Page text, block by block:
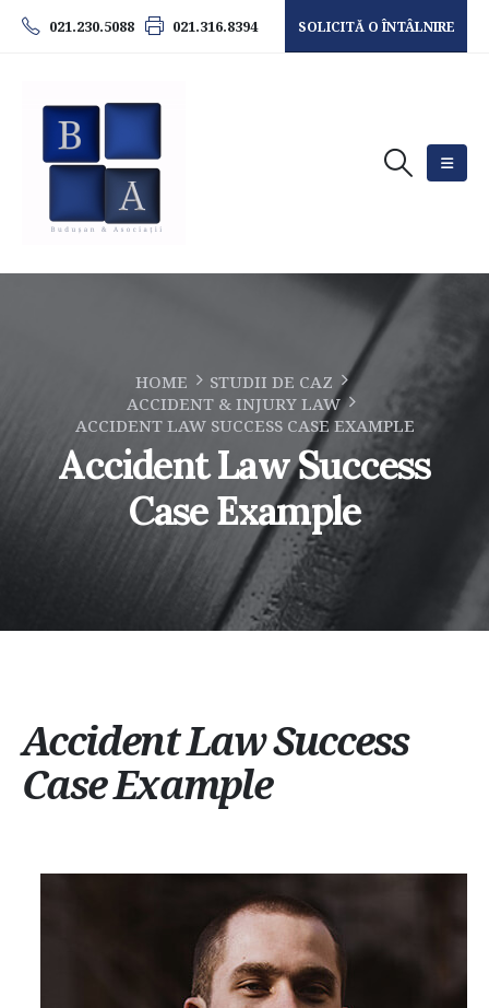
021.230.5088 021.316.8394 SOLICITĂ O ÎNTÂLNIRE
HOME
STUDII DE CAZ
ACCIDENT & INJURY LAW
ACCIDENT LAW SUCCESS CASE EXAMPLE
Accident Law Success
Case Example
Accident Law Success
Case Example